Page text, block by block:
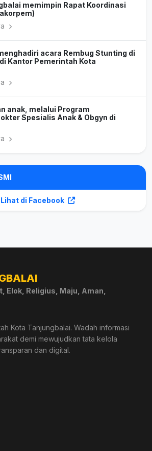
memimpin Rapat Koordinasi
acara Rembug Stunting di
Kantor Pemerintah Kota
anak, melalui Program
Spesialis Anak & Obgyn di
Lihat di Facebook
Elok, Religius, Maju, Aman,
Kota Tanjungbalai. Wadah informasi
demi mewujudkan tata kelola
dan digital.